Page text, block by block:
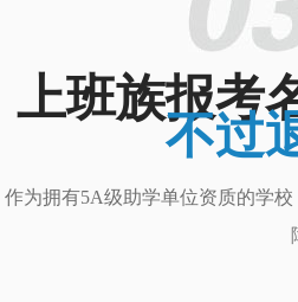
上班族报考
不过
作为拥有5A级助学单位资质的学